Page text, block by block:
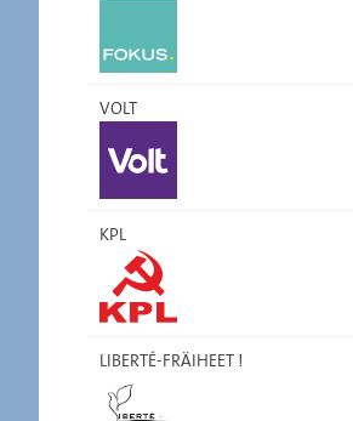
VOLT
KPL
LIBERTÉ-FRÄIHEET !